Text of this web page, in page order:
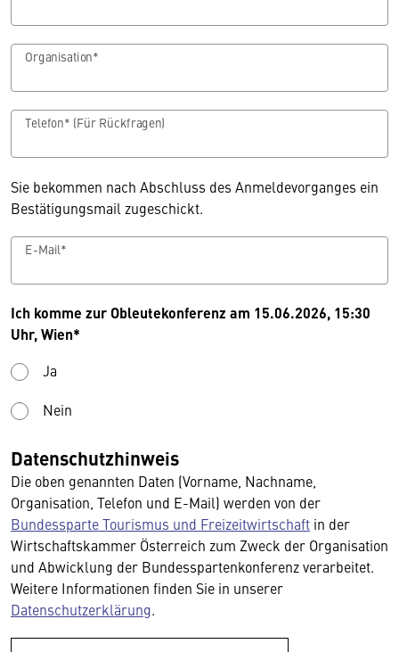
Organisation*
Telefon* (Für Rückfragen)
Sie bekommen nach Abschluss des Anmeldevorganges ein
Bestätigungsmail zugeschickt.
E-Mail*
Ich komme zur Obleutekonferenz am 15.06.2026, 15:30
Uhr, Wien*
Ja
Nein
Datenschutzhinweis
Die oben genannten Daten (Vorname, Nachname,
Organisation, Telefon und E-Mail) werden von der
Bundessparte Tourismus und Freizeitwirtschaft in der
Wirtschaftskammer Österreich zum Zweck der Organisation
und Abwicklung der Bundesspartenkonferenz verarbeitet.
Weitere Informationen finden Sie in unserer
Datenschutzerklärung.